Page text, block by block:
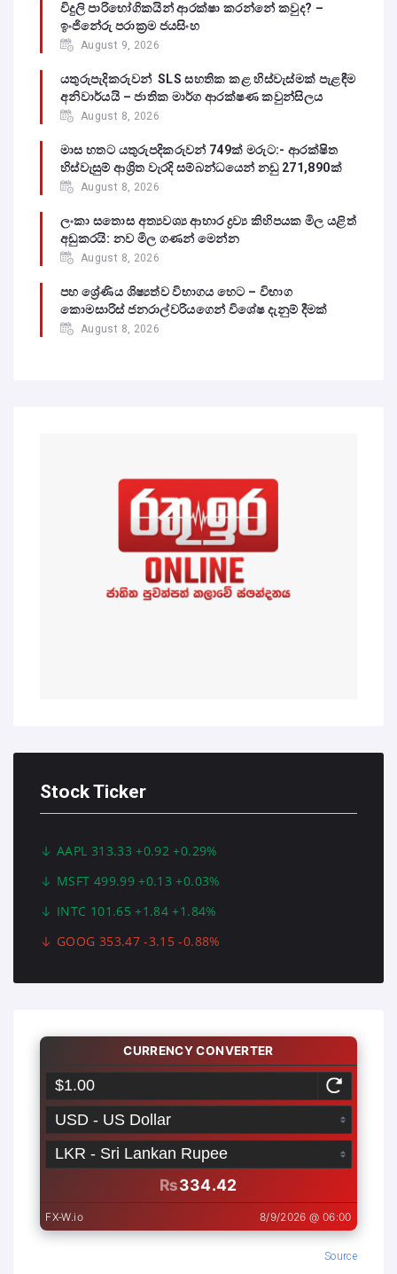
විදුලි පාරිභෝගිකයින් ආරක්ෂා කරන්නේ කවුද? –
ඉංජිනේරු පරාක්‍රම ජයසිංහ
August 9, 2026
යතුරුපැදිකරුවන් SLS සහතික කළ හිස්වැස්මක් පැළඳීම
අනිවාර්යයි – ජාතික මාර්ග ආරක්ෂණ කවුන්සිලය
August 8, 2026
මාස හතට යතුරුපදිකරුවන් 749ක් මරුට:- ආරක්ෂිත
හිස්වැසුම් ආශ්‍රිත වැරදි සම්බන්ධයෙන් නඩු 271,890ක්
August 8, 2026
ලංකා සතොස අත්‍යවශ්‍ය ආහාර ද්‍රව්‍ය කිහිපයක මිල යළිත්
අඩුකරයි: නව මිල ගණන් මෙන්න
August 8, 2026
පහ ශ්‍රේණිය ශිෂ්‍යත්ව විභාගය හෙට – විභාග
කොමසාරිස් ජනරාල්වරියගෙන් විශේෂ දැනුම් දීමක්
August 8, 2026
Stock Ticker
AAPL 313.33 +0.92 +0.29%
MSFT 499.99 +0.13 +0.03%
INTC 101.65 +1.84 +1.84%
GOOG 353.47 -3.15 -0.88%
Source